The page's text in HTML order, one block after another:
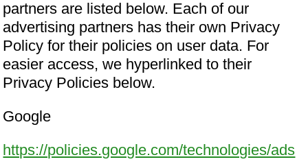
partners are listed below. Each of our
advertising partners has their own Privacy
Policy for their policies on user data. For
easier access, we hyperlinked to their
Privacy Policies below.
Google
https://policies.google.com/technologies/ads